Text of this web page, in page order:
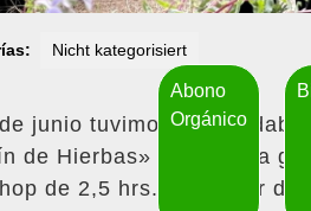
Nicht kategorisiert
junio tuvimos la
de Hierbas» en nuestra
de 2,5 hrs. presentar
Abono
Orgánico